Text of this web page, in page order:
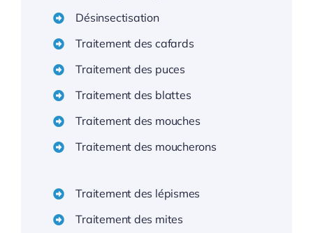
Désinsectisation
Traitement des cafards
Traitement des puces
Traitement des blattes
Traitement des mouches
Traitement des moucherons
Traitement des lépismes
Traitement des mites